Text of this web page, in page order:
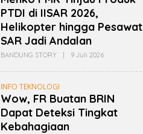
PTDI di IISAR 2026,
Helikopter hingga Pesawat
SAR Jadi Andalan
BANDUNG STORY | 9 Juli 2026Oleh
INFO TEKNOLOGI
Wow, FR Buatan BRIN
Dapat Deteksi Tingkat
Kebahagiaan